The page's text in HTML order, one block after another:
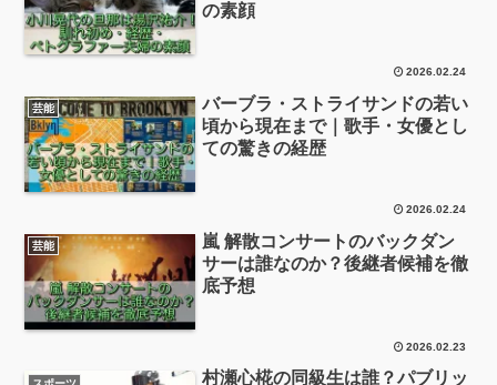
の素顔
2026.02.24
芸能
バーブラ・ストライサンドの若い
頃から現在まで｜歌手・女優とし
ての驚きの経歴
2026.02.24
芸能
嵐 解散コンサートのバックダン
サーは誰なのか？後継者候補を徹
底予想
2026.02.23
村瀬心椛の同級生は誰？パブリッ